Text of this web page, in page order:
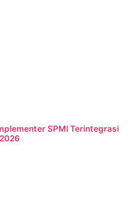
SPMI Terintegrasi